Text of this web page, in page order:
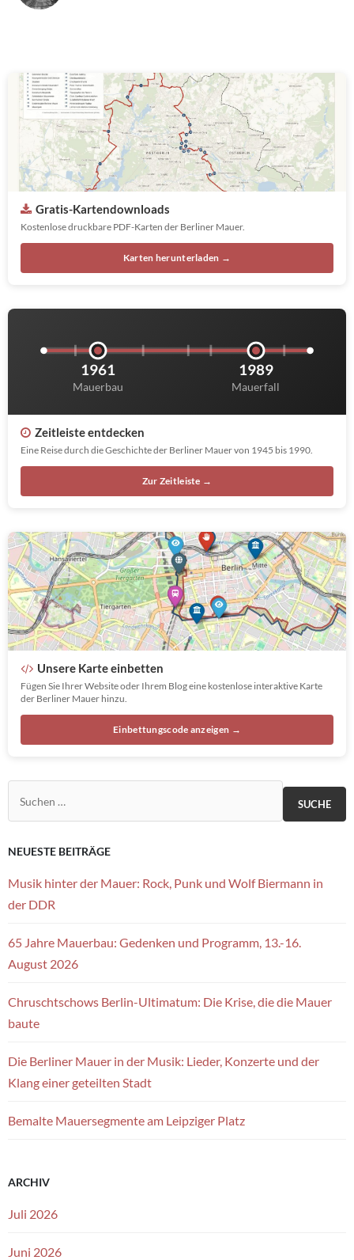
Gratis-Kartendownloads
Kostenlose druckbare PDF-Karten der Berliner Mauer.
Karten herunterladen →
1961
Mauerbau
1989
Mauerfall
Zeitleiste entdecken
Eine Reise durch die Geschichte der Berliner Mauer von 1945 bis 1990.
Zur Zeitleiste →
Unsere Karte einbetten
Fügen Sie Ihrer Website oder Ihrem Blog eine kostenlose interaktive Karte
der Berliner Mauer hinzu.
Einbettungscode anzeigen →
NEUESTE BEITRÄGE
Musik hinter der Mauer: Rock, Punk und Wolf Biermann in
der DDR
65 Jahre Mauerbau: Gedenken und Programm, 13.-16.
August 2026
Chruschtschows Berlin-Ultimatum: Die Krise, die die Mauer
baute
Die Berliner Mauer in der Musik: Lieder, Konzerte und der
Klang einer geteilten Stadt
Bemalte Mauersegmente am Leipziger Platz
ARCHIV
Juli 2026
Juni 2026